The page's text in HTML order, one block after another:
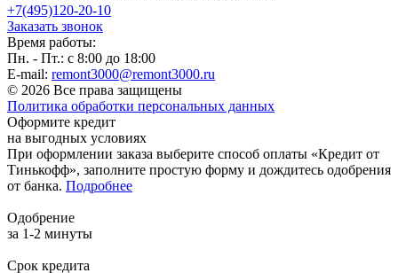
+7(495)120-20-10
Заказать звонок
Время работы:
Пн. - Пт.: с 8:00 до 18:00
E-mail: remont3000@remont3000.ru
© 2026 Все права защищены
Политика обработки персональных данных
Оформите кредит
на выгодных условиях
При оформлении заказа выберите способ оплаты «Кредит от
Тинькофф», заполните простую форму и дождитесь одобрения
от банка. Подробнее
Одобрение
за 1-2 минуты
Срок кредита